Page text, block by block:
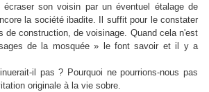
son voisin par un éventuel étalage de
la société ibadite. Il suffit pour le constater
de construction, de voisinage. Quand cela n'est
de la mosquée » le font savoir et il y a
il pas ? Pourquoi ne pourrions-nous pas
originale à la vie sobre.